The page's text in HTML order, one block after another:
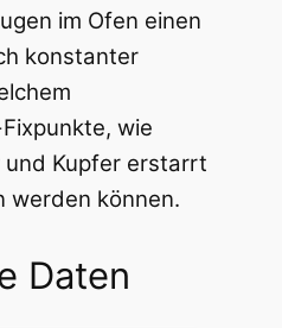
im Ofen einen
konstanter
wie
und Kupfer erstarrt
werden können.
Daten